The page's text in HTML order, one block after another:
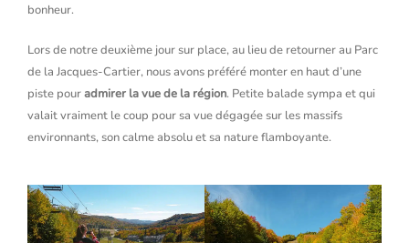
bonheur.
Lors de notre deuxième jour sur place, au lieu de retourner au Parc
de la Jacques-Cartier, nous avons préféré monter en haut d’une
piste pouradmirer la vue de la région. Petite balade sympa et qui
valait vraiment le coup pour sa vue dégagée sur les massifs
environnants, son calme absolu et sa nature flamboyante.